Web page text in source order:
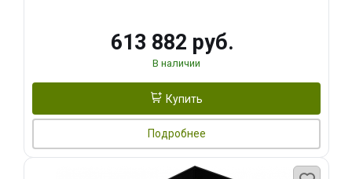
613 882 руб.
В наличии
Купить
Подробнее